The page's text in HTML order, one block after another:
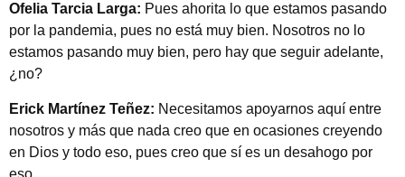
Ofelia Tarcia Larga: Pues ahorita lo que estamos pasando
por la pandemia, pues no está muy bien. Nosotros no lo
estamos pasando muy bien, pero hay que seguir adelante,
¿no?
Erick Martínez Teñez: Necesitamos apoyarnos aquí entre
nosotros y más que nada creo que en ocasiones creyendo
en Dios y todo eso, pues creo que sí es un desahogo por
eso.